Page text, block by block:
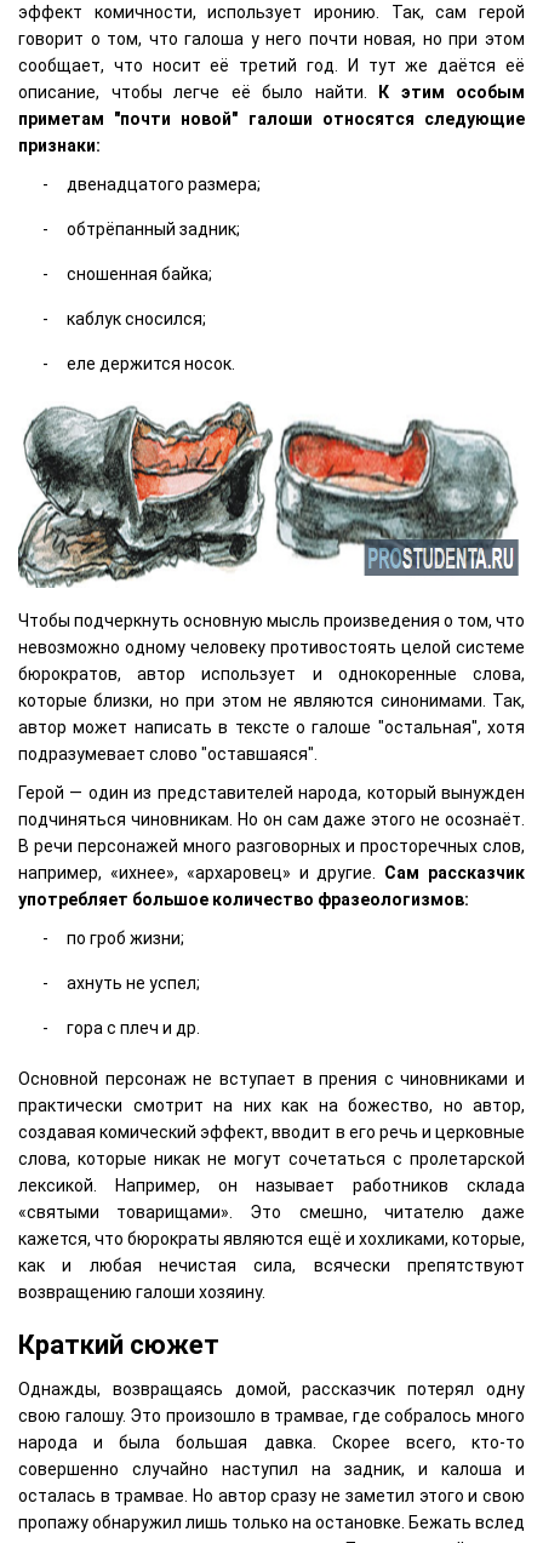
эффект комичности, использует иронию. Так, сам герой
говорит о том, что галоша у него почти новая, но при этом
сообщает, что носит её третий год. И тут же даётся её
описание, чтобы легче её было найти.
К этим особым
приметам "почти новой" галоши относятся следующие
признаки:
двенадцатого размера;
обтрёпанный задник;
сношенная байка;
каблук сносился;
еле держится носок.
Чтобы подчеркнуть основную мысль произведения о том, что
невозможно одному человеку противостоять целой системе
бюрократов, автор использует и однокоренные слова,
которые близки, но при этом не являются синонимами. Так,
автор может написать в тексте о галоше "остальная", хотя
подразумевает слово "оставшаяся".
Герой — один из представителей народа, который вынужден
подчиняться чиновникам. Но он сам даже этого не осознаёт.
В речи персонажей много разговорных и просторечных слов,
например, «ихнее», «архаровец» и другие. Сам рассказчик
употребляет большое количество фразеологизмов:
по гроб жизни;
ахнуть не успел;
гора с плеч и др.
Основной персонаж не вступает в прения с чиновниками и
практически смотрит на них как на божество, но автор,
создавая комический эффект, вводит в его речь и церковные
слова, которые никак не могут сочетаться с пролетарской
лексикой. Например, он называет работников склада
«святыми товарищами». Это смешно, читателю даже
кажется, что бюрократы являются ещё и хохликами, которые,
как и любая нечистая сила, всячески препятствуют
возвращению галоши хозяину.
Краткий сюжет
Однажды, возвращаясь домой, рассказчик потерял одну
свою галошу. Это произошло в трамвае, где собралось много
народа и была большая давка. Скорее всего, кто-то
совершенно случайно наступил на задник, и калоша и
осталась в трамвае. Но автор сразу не заметил этого и свою
пропажу обнаружил лишь только на остановке. Бежать вслед